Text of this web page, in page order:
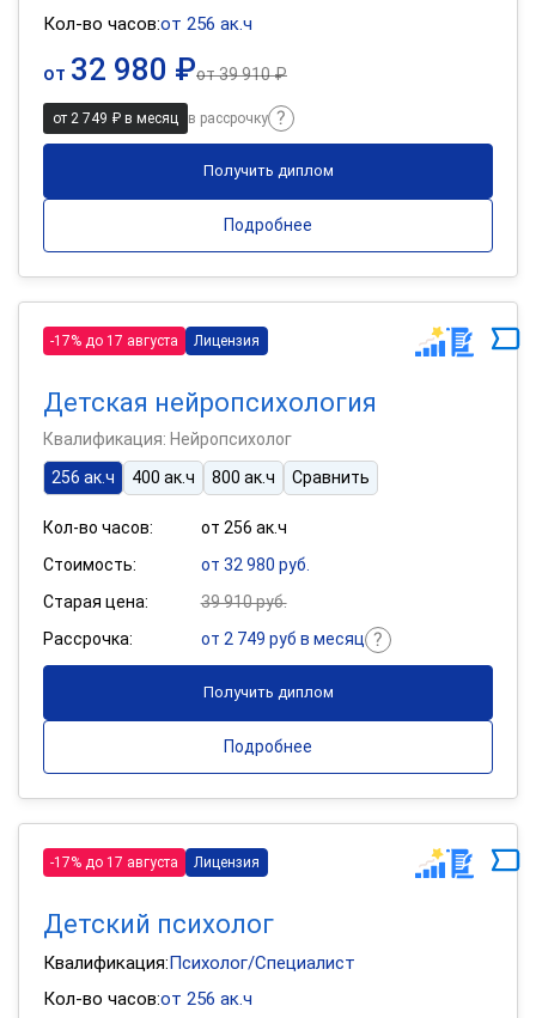
Кол-во часов:от 256 ак.ч
от 32 980 ₽от39 910 ₽
от 2 749 ₽ в месяц в рассрочку
Получить диплом
Подробнее
-17% до 17 августа Лицензия
Детская нейропсихология
Квалификация: Нейропсихолог
256 ак.ч
400 ак.ч 800 ак.ч Сравнить
Кол-во часов:
от 256 ак.ч
Стоимость:
от 32 980 руб.
Старая цена:
39 910 руб.
Рассрочка:
от 2 749 руб в месяц
Получить диплом
Подробнее
-17% до 17 августа Лицензия
Детский психолог
Квалификация:Психолог/Специалист
Кол-во часов:от 256 ак.ч